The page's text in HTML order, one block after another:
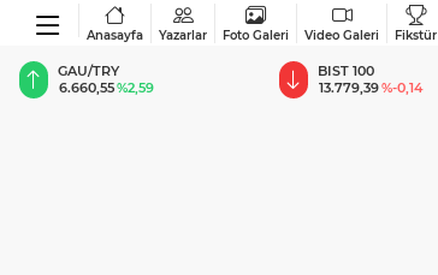
Anasayfa Yazarlar Foto Galeri Video Galeri Fikstür
BIST 100
13.779,39%-0,14
USD
47,6787%0,18